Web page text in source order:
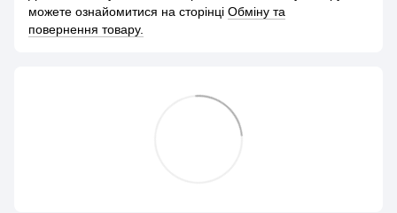
можете ознайомитися на сторінці Обміну та
повернення товару.